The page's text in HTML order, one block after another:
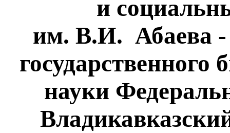
и
им. В.И. Абаева -
науки